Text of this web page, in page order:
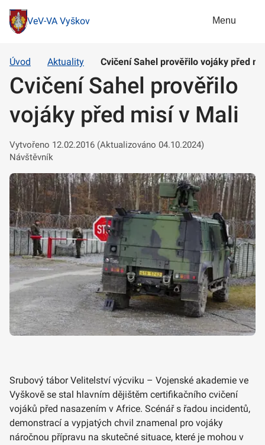
VeV-VA Vyškov Menu
Úvod Aktuality Cvičení Sahel prověřilo vojáky před
Cvičení Sahel prověřilo
vojáky před misí v Mali
Vytvořeno 12.02.2016 (Aktualizováno 04.10.2024)
Návštěvník
Srubový tábor Velitelství výcviku – Vojenské akademie ve
Vyškově se stal hlavním dějištěm certifikačního cvičení
vojáků před nasazením v Africe. Scénář s řadou incidentů,
demonstrací a vypjatých chvil znamenal pro vojáky
náročnou přípravu na skutečné situace, které je mohou v